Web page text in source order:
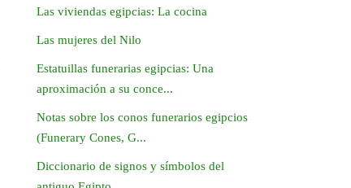
Las viviendas egipcias: La cocina
Las mujeres del Nilo
Estatuillas funerarias egipcias: Una
aproximación a su conce...
Notas sobre los conos funerarios egipcios
(Funerary Cones, G...
Diccionario de signos y símbolos del